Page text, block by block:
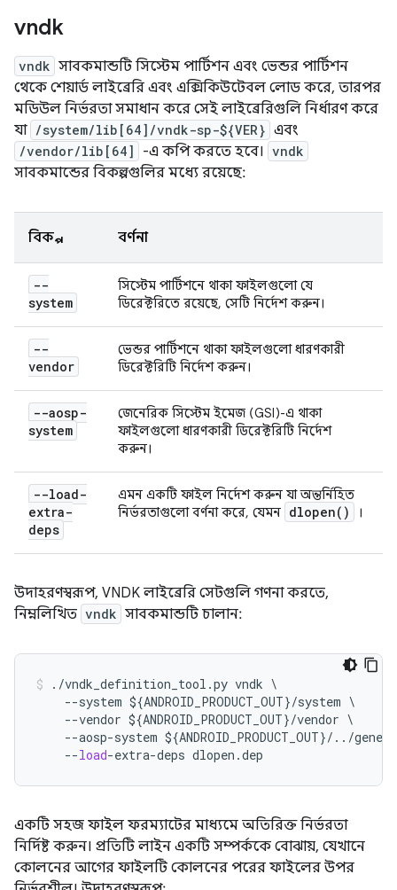
vndk
vndk সাবকমান্ডটি সিস্টেম পার্টিশন এবং ভেন্ডর পার্টিশন
থেকে শেয়ার্ড লাইব্রেরি এবং এক্সিকিউটেবল লোড করে, তারপর
মডিউল নির্ভরতা সমাধান করে সেই লাইব্রেরিগুলি নির্ধারণ করে
যা /system/lib[64]/vndk-sp-${VER} এবং
/vendor/lib[64] -এ কপি করতে হবে। vndk
সাবকমান্ডের বিকল্পগুলির মধ্যে রয়েছে:
বিকল্প বর্ণনা
--
system
সিস্টেম পার্টিশনে থাকা ফাইলগুলো যে
ডিরেক্টরিতে রয়েছে, সেটি নির্দেশ করুন।
--
vendor
ভেন্ডর পার্টিশনে থাকা ফাইলগুলো ধারণকারী
ডিরেক্টরিটি নির্দেশ করুন।
--aosp-
system
জেনেরিক সিস্টেম ইমেজ (GSI)-এ থাকা
ফাইলগুলো ধারণকারী ডিরেক্টরিটি নির্দেশ
করুন।
--load-
extra-
deps
এমন একটি ফাইল নির্দেশ করুন যা অন্তর্নিহিত
নির্ভরতাগুলো বর্ণনা করে, যেমন dlopen( ) ।
উদাহরণস্বরূপ, VNDK লাইব্রেরি সেটগুলি গণনা করতে,
নিম্নলিখিত vndk সাবকমান্ডটি চালান:
./vndk_definition_tool .py vndk \
--system ${ANDROID_PRODUCT_OUT}/system
--vendor ${ANDROID_PRODUCT_OUT}/vendor
--aosp-system ${ANDROID_PRODUCT_OUT}/../
--load-extra-deps dlopen .dep
একটি সহজ ফাইল ফরম্যাটের মাধ্যমে অতিরিক্ত নির্ভরতা
নির্দিষ্ট করুন। প্রতিটি লাইন একটি সম্পর্ককে বোঝায়, যেখানে
কোলনের আগের ফাইলটি কোলনের পরের ফাইলের উপর